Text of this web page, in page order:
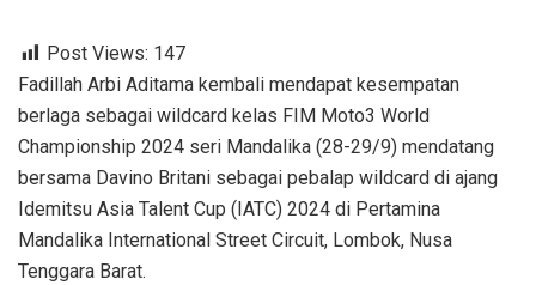
Post Views: 147
Fadillah Arbi Aditama kembali mendapat kesempatan
berlaga sebagai wildcard kelas FIM Moto3 World
Championship 2024 seri Mandalika (28-29/9) mendatang
bersama Davino Britani sebagai pebalap wildcard di ajang
Idemitsu Asia Talent Cup (IATC) 2024 di Pertamina
Mandalika International Street Circuit, Lombok, Nusa
Tenggara Barat.